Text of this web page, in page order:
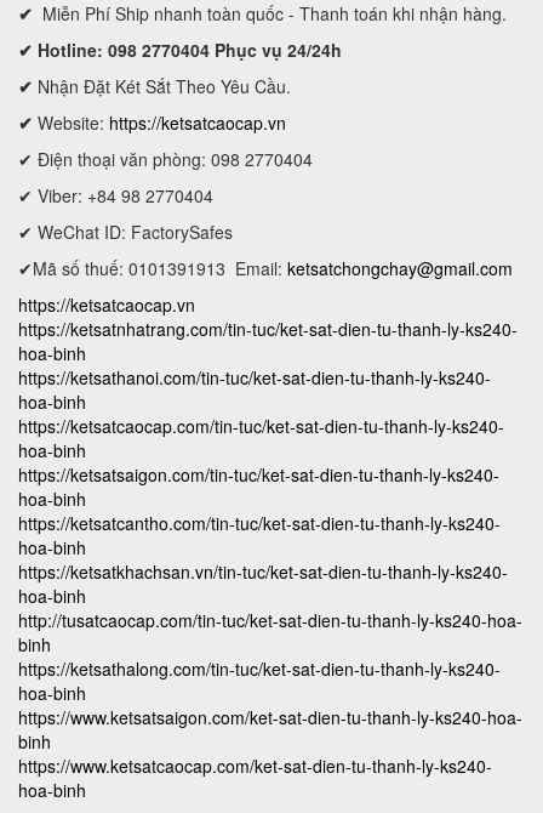
✔ Miễn Phí Ship nhanh toàn quốc - Thanh toán khi nhận hàng.
✔ Hotline: 098 2770404 Phục vụ 24/24h
✔ Nhận Đặt Két Sắt Theo Yêu Cầu.
✔ Website: https://ketsatcaocap.vn
✔ Điện thoại văn phòng: 098 2770404
✔ Viber: +84 98 2770404
✔ WeChat ID: FactorySafes
✔Mã số thuế: 0101391913 Email: ketsatchongchay@gmail.com
https://ketsatcaocap.vn
https://ketsatnhatrang.com/tin-tuc/ket-sat-dien-tu-thanh-ly-ks240-
hoa-binh
https://ketsathanoi.com/tin-tuc/ket-sat-dien-tu-thanh-ly-ks240-
hoa-binh
https://ketsatcaocap.com/tin-tuc/ket-sat-dien-tu-thanh-ly-ks240-
hoa-binh
https://ketsatsaigon.com/tin-tuc/ket-sat-dien-tu-thanh-ly-ks240-
hoa-binh
https://ketsatcantho.com/tin-tuc/ket-sat-dien-tu-thanh-ly-ks240-
hoa-binh
https://ketsatkhachsan.vn/tin-tuc/ket-sat-dien-tu-thanh-ly-ks240-
hoa-binh
http://tusatcaocap.com/tin-tuc/ket-sat-dien-tu-thanh-ly-ks240-hoa-
binh
https://ketsathalong.com/tin-tuc/ket-sat-dien-tu-thanh-ly-ks240-
hoa-binh
https://www.ketsatsaigon.com/ket-sat-dien-tu-thanh-ly-ks240-hoa-
binh
https://www.ketsatcaocap.com/ket-sat-dien-tu-thanh-ly-ks240-
hoa-binh